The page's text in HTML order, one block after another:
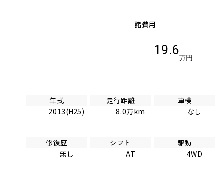
諸費用
19.6
万円
年式
2013(H25)
走行距離
8.0万km
車検
なし
修復歴
無し
シフト
AT
駆動
4WD